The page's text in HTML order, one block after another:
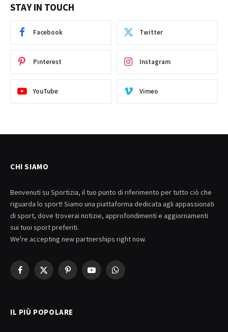
STAY IN TOUCH
Facebook Twitter
Pinterest Instagram
YouTube Vimeo
CHI SIAMO
Benvenuti su Sportizia, il tuo punto di riferimento per tutto ciò che
riguarda lo sport! Siamo una piattaforma dedicata agli appassionati
di sport, dove troverai notizie, approfondimenti e aggiornamenti
sui tuoi sport preferiti.
We're accepting new partnerships right now.
Facebook
X
PinterestYouTubeWhatsApp
IL PIÙ POPOLARE